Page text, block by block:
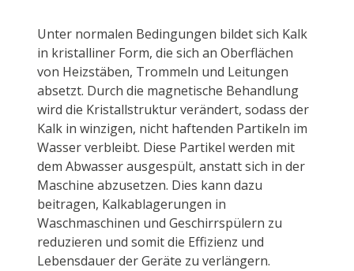
Unter normalen Bedingungen bildet sich Kalk
in kristalliner Form, die sich an Oberflächen
von Heizstäben, Trommeln und Leitungen
absetzt. Durch die magnetische Behandlung
wird die Kristallstruktur verändert, sodass der
Kalk in winzigen, nicht haftenden Partikeln im
Wasser verbleibt. Diese Partikel werden mit
dem Abwasser ausgespült, anstatt sich in der
Maschine abzusetzen. Dies kann dazu
beitragen, Kalkablagerungen in
Waschmaschinen und Geschirrspülern zu
reduzieren und somit die Effizienz und
Lebensdauer der Geräte zu verlängern.